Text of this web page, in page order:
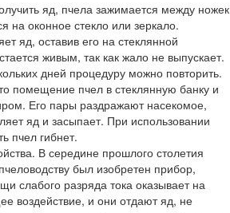
яд, пчела зажимается между ножек
на оконное стекло или зеркало.
яд, оставив его на стеклянной
живым, так как жало не выпускает.
дней процедуру можно повторить.
помещение пчел в стеклянную банку и
Его пары раздражают насекомое,
яд и засыпает. При использовании
пчел гибнет.
В середине прошлого столетия
был изобретен прибор,
слабого разряда тока оказывает на
воздействие, и они отдают яд, не